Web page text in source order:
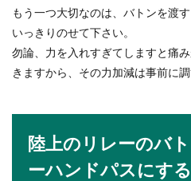
もう一つ大切なのは、バトンを渡
いっきりのせて下さい。
勿論、力を入れすぎてしますと痛
きますから、その力加減は事前に調
陸上のリレーのバ
ーハンドパスにす